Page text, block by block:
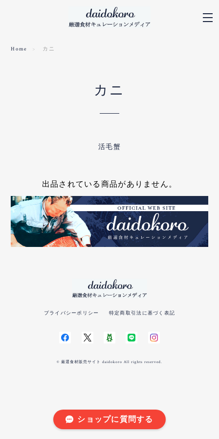
Home カニ
カニ
活毛蟹
出品されている商品がありません。
プライバシーポリシー 特定商取引法に基づく表記
© 厳選食材販売サイト daidokoro All rights reserved.
ショップに質問する